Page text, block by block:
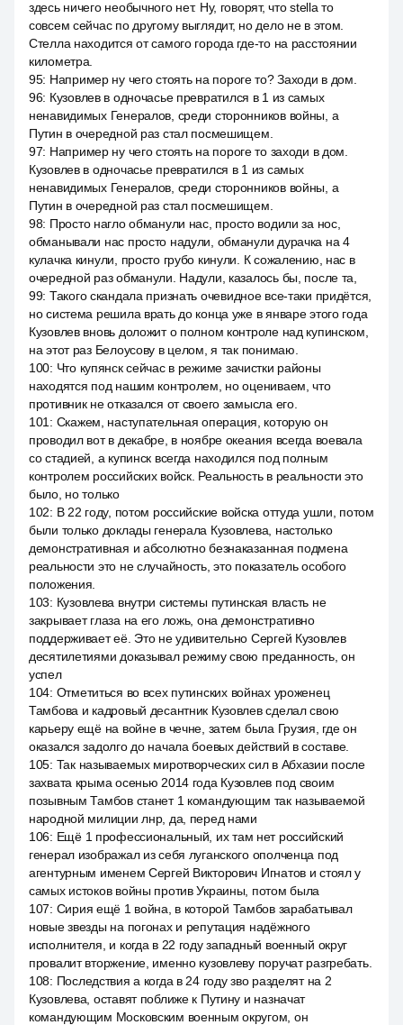
здесь ничего необычного нет. Ну, говорят, что stella то
совсем сейчас по другому выглядит, но дело не в этом.
Стелла находится от самого города где-то на расстоянии
километра.
95: Например ну чего стоять на пороге то? Заходи в дом.
96: Кузовлев в одночасье превратился в 1 из самых
ненавидимых Генералов, среди сторонников войны, а
Путин в очередной раз стал посмешищем.
97: Например ну чего стоять на пороге то заходи в дом.
Кузовлев в одночасье превратился в 1 из самых
ненавидимых Генералов, среди сторонников войны, а
Путин в очередной раз стал посмешищем.
98: Просто нагло обманули нас, просто водили за нос,
обманывали нас просто надули, обманули дурачка на 4
кулачка кинули, просто грубо кинули. К сожалению, нас в
очередной раз обманули. Надули, казалось бы, после та,
99: Такого скандала признать очевидное все-таки придётся,
но система решила врать до конца уже в январе этого года
Кузовлев вновь доложит о полном контроле над купинском,
на этот раз Белоусову в целом, я так понимаю.
100: Что купянск сейчас в режиме зачистки районы
находятся под нашим контролем, но оцениваем, что
противник не отказался от своего замысла его.
101 : Скажем, наступательная операция, которую он
проводил вот в декабре, в ноябре океания всегда воевала
со стадией, а купинск всегда находился под полным
контролем российских войск. Реальность в реальности это
было, но только
102: В 22 году, потом российские войска оттуда ушли, потом
были только доклады генерала Кузовлева, настолько
демонстративная и абсолютно безнаказанная подмена
реальности это не случайность, это показатель особого
положения.
103: Кузовлева внутри системы путинская власть не
закрывает глаза на его ложь, она демонстративно
поддерживает её. Это не удивительно Сергей Кузовлев
десятилетиями доказывал режиму свою преданность, он
успел
104: Отметиться во всех путинских войнах уроженец
Тамбова и кадровый десантник Кузовлев сделал свою
карьеру ещё на войне в чечне, затем была Грузия, где он
оказался задолго до начала боевых действий в составе.
105: Так называемых миротворческих сил в Абхазии после
захвата крыма осенью 2014 года Кузовлев под своим
позывным Тамбов станет 1 командующим так называемой
народной милиции лнр, да, перед нами
106: Ещё 1 профессиональный, их там нет российский
генерал изображал из себя луганского ополченца под
агентурным именем Сергей Викторович Игнатов и стоял у
самых истоков войны против Украины, потом была
107: Сирия ещё 1 война, в которой Тамбов зарабатывал
новые звезды на погонах и репутация надёжного
исполнителя, и когда в 22 году западный военный округ
провалит вторжение, именно кузовлеву поручат разгребать.
108: Последствия а когда в 24 году зво разделят на 2
Кузовлева, оставят поближе к Путину и назначат
командующим Московским военным округом, он